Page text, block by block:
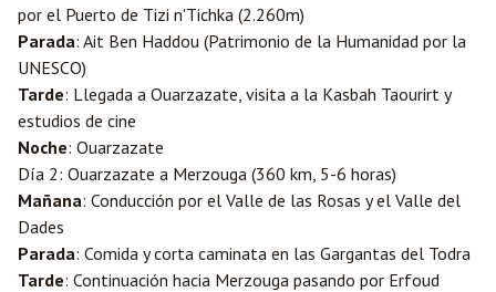
por el Puerto de Tizi n'Tichka (2.260m)
Parada: Ait Ben Haddou (Patrimonio de la Humanidad por la
UNESCO)
Tarde: Llegada a Ouarzazate, visita a la Kasbah Taourirt y
estudios de cine
Noche: Ouarzazate
Día 2: Ouarzazate a Merzouga (360 km, 5-6 horas)
Mañana: Conducción por el Valle de las Rosas y el Valle del
Dades
Parada: Comida y corta caminata en las Gargantas del Todra
Tarde: Continuación hacia Merzouga pasando por Erfoud